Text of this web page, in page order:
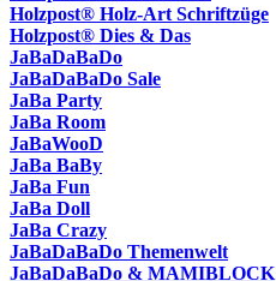
Holzpost® Holz-Art Schriftzüge
Holzpost® Dies & Das
JaBaDaBaDo
JaBaDaBaDo Sale
JaBa Party
JaBa Room
JaBaWooD
JaBa BaBy
JaBa Fun
JaBa Doll
JaBa Crazy
JaBaDaBaDo Themenwelt
JaBaDaBaDo & MAMIBLOCK